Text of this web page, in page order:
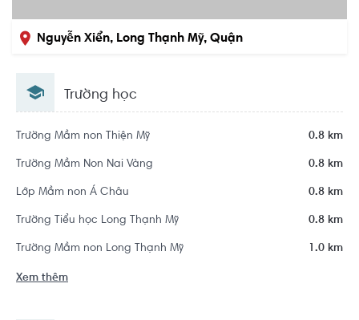
Nguyễn Xiển, Long Thạnh Mỹ, Quận
Trường học
Trường Mầm non Thiện Mỹ 0.8 km
Trường Mầm Non Nai Vàng 0.8 km
Lớp Mầm non Á Châu 0.8 km
Trường Tiểu học Long Thạnh Mỹ 0.8 km
Trường Mầm non Long Thạnh Mỹ 1.0 km
Xem thêm